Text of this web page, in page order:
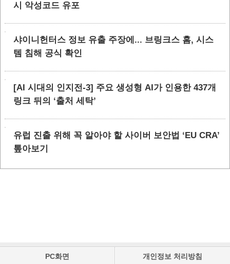
시 악성코드 유포
샤이니헌터스 정보 유출 주장에... 브링크스 홈, 시스
템 침해 공식 확인
[AI 시대의 인지전-3] 주요 생성형 AI가 인용한 437개
링크 뒤의 ‘출처 세탁’
유럽 진출 위해 꼭 알아야 할 사이버 보안법 ‘EU CRA’
톺아보기
PC화면 개인정보 처리방침